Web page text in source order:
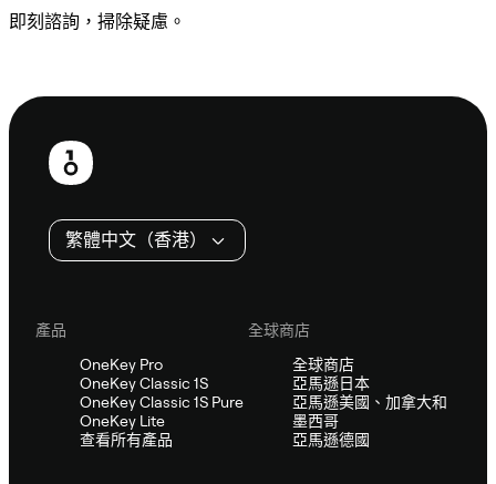
即刻諮詢，掃除疑慮。
頁
繁體中文（香港）
產品
OneKey Pro
OneKey Classic 1S
OneKey Classic 1S Pure
OneKey Lite
查看所有產品
全球商店
全球商店
亞馬遜日本
亞馬遜美國、加拿大和
墨西哥
亞馬遜德國